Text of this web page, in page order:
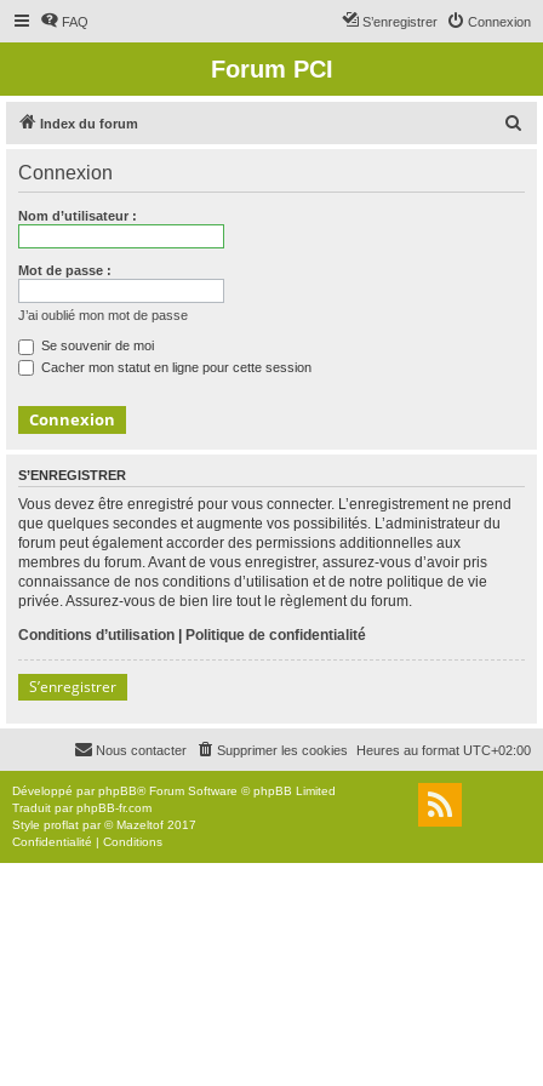
FAQ Connexion
S’enregistrer
Forum PCI
Index du forum
Connexion
Nom d’utilisateur :
Mot de passe :
J’ai oublié mon mot de passe
Se souvenir de moi
Cacher mon statut en ligne pour cette session
S’ENREGISTRER
Vous devez être enregistré pour vous connecter. L’enregistrement ne prend
que quelques secondes et augmente vos possibilités. L’administrateur du
forum peut également accorder des permissions additionnelles aux
membres du forum. Avant de vous enregistrer, assurez-vous d’avoir pris
connaissance de nos conditions d’utilisation et de notre politique de vie
privée. Assurez-vous de bien lire tout le règlement du forum.
Conditions d’utilisation | Politique de confidentialité
S’enregistrer
Heures au format UTC+02:00
Supprimer les cookies
Nous contacter
Développé parphpBB® Forum Software © phpBB Limited
Traduit parphpBB-fr.com
Style proflat par ©Mazeltof 2017
Confidentialité | Conditions